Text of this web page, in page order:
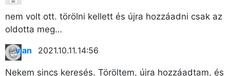
nem volt ott. törölni kellett és újra hozzáadni csak az
oldotta meg…
vjan 2021.10.11. 14:56
Nekem sincs keresés. Töröltem, újra hozzáadtam, és